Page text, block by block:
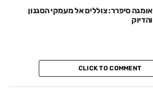
אומגה סיפרר: צוללים אל מעמקי הסגנון
והדיוק
CLICK TO COMMENT